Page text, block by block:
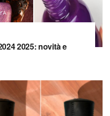
2025: novità e